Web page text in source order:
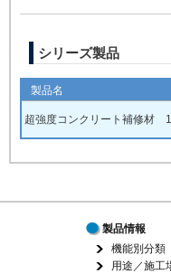
シリーズ製品
製品名
超強度コンクリート補修材
製品情報
機能別分類
用途／施工